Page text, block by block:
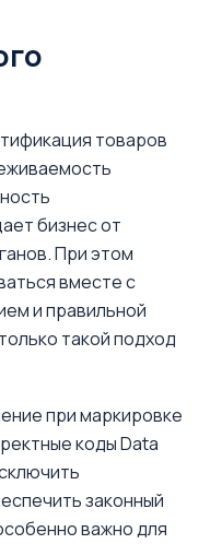
товаров
бизнес от
При этом
вместе с
и правильной
такой подход
при маркировке
коды Data
законный
важно для